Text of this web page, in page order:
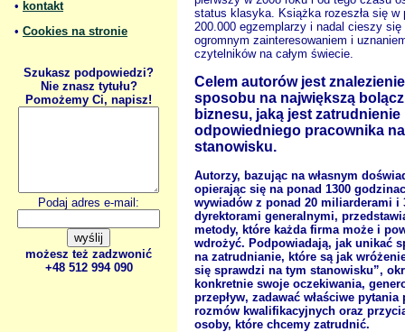
• kontakt
• Cookies na stronie
Szukasz podpowiedzi?
Nie znasz tytułu?
Pomożemy Ci, napisz!
Podaj adres e-mail:
możesz też zadzwonić
+48 512 994 090
status klasyka. Książka rozeszła się w
200.000 egzemplarzy i nadal cieszy się
ogromnym zainteresowaniem i
czytelników na całym świecie.
Celem autorów jest znalezienie
sposobu na największą
biznesu, jaką jest zatrudnienie
odpowiedniego pracownika
stanowisku.
Autorzy, bazując na własnym
opierając się na ponad 1300
wywiadów z ponad 20 miliarderami i
dyrektorami generalnymi,
metody, które każda firma może i
wdrożyć. Podpowiadają, jak unikać
na zatrudnianie, które są jak
się sprawdzi na tym stanowisku”,
konkretnie swoje oczekiwania,
przepływ, zadawać właściwe pytania
rozmów kwalifikacyjnych oraz
osoby, które chcemy zatrudnić.